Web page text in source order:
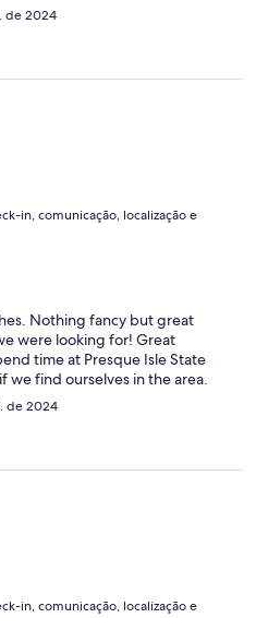
de 2024
in, comunicação, localização e
Nothing fancy but great
were looking for! Great
time at Presque Isle State
we find ourselves in the area.
de 2024
in, comunicação, localização e